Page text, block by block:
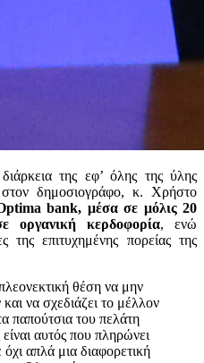
της εφ’ όλης της ύλης
δημοσιογράφο, κ. Χρήστο
bank, μέσα σε μόλις 20
οργανική κερδοφορία, ενώ
της επιτυχημένης πορείας της
θέση να μην
να σχεδιάζει το μέλλον
παπούτσια του πελάτη
αυτός που πληρώνει
απλά μια διαφορετική